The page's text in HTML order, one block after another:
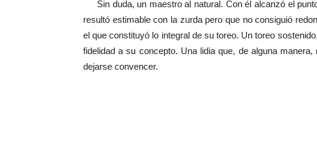
Sin duda, un maestro al natural. Con él alcanzó el
resultó estimable con la zurda pero que no consiguió
el que constituyó lo integral de su toreo. Un toreo
fidelidad a su concepto. Una lidia que, de alguna
dejarse convencer.